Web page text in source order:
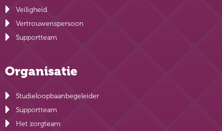
Veiligheid
Vertrouwenspersoon
Supportteam
Organisatie
Studieloopbaanbegeleider
Supportteam
Het zorgteam